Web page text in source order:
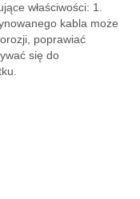
właściwości: 1.
kabla może
poprawiać
się do